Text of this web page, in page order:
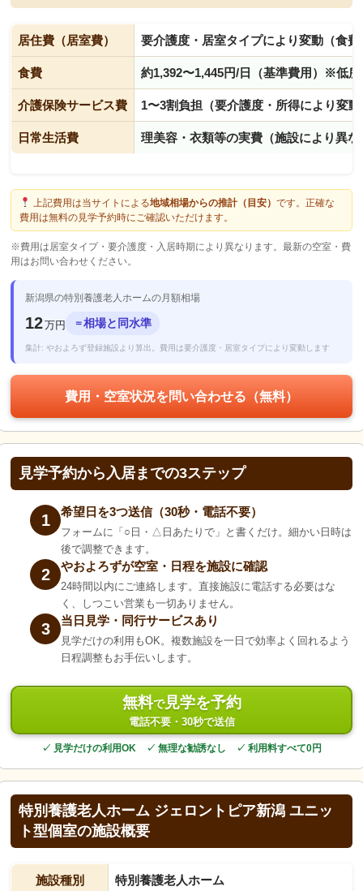
居住費（居室費） 要介護度・居室タイプにより変動（食
食費 約1,392〜1,445円/日（基準費用）※低
介護保険サービス費 1〜3割負担（要介護度・所得により変動
日常生活費 理美容・衣類等の実費（施設により異な
上記費用は当サイトによる地域相場からの推計（目安） です。正確な
費用は無料の見学予約時にご確認いただけます。
※費用は居室タイプ・要介護度・入居時期により異なります。最新の空室・費
用はお問い合わせください。
新潟県の特別養護老人ホームの月額相場
12万円 ＝相場と同水準
集計: やおよろず登録施設より算出。費用は要介護度・居室タイプにより変動します
費用・空室状況を問い合わせる（無料）
見学予約から入居までの3ステップ
1 希望日を3つ送信（30秒・電話不要）
フォームに「○日・△日あたりで」と書くだけ。細かい日時は
後で調整できます。
2 やおよろずが空室・日程を施設に確認
24時間以内にご連絡します。直接施設に電話する必要はな
く、しつこい営業も一切ありません。
3 当日見学・同行サービスあり
見学だけの利用もOK。複数施設を一日で効率よく回れるよう
日程調整もお手伝いします。
無料で見学を予約
電話不要・30秒で送信
✓ 見学だけの利用OK ✓ 無理な勧誘なし ✓ 利用料すべて0円
特別養護老人ホーム ジェロントピア新潟 ユニッ
ト型個室の施設概要
施設種別 特別養護老人ホーム